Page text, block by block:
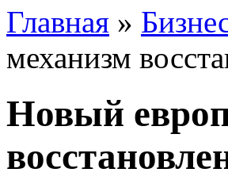
Главная »
механизм
Новый